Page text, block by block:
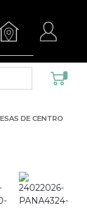
DE CENTRO